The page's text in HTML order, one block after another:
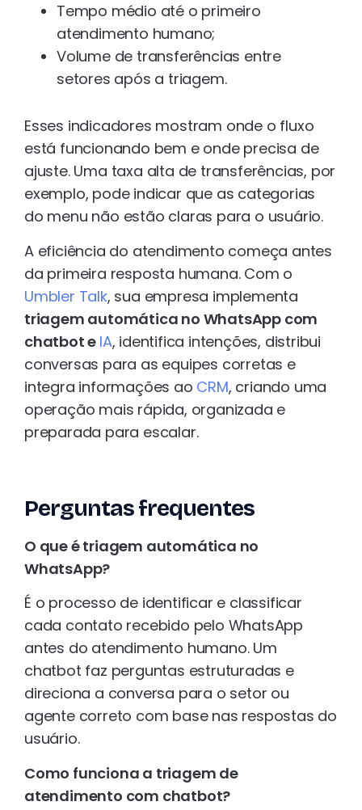
Tempo médio até o primeiro
atendimento humano;
Volume de transferências entre
setores após a triagem.
Esses indicadores mostram onde o fluxo
está funcionando bem e onde precisa de
ajuste. Uma taxa alta de transferências, por
exemplo, pode indicar que as categorias
do menu não estão claras para o usuário.
A eficiência do atendimento começa antes
da primeira resposta humana. Com o
Umbler Talk, sua empresa implementa
triagem automática no WhatsApp com
chatbot e IA, identifica intenções, distribui
conversas para as equipes corretas e
integra informações ao CRM, criando uma
operação mais rápida, organizada e
preparada para escalar.
Perguntas frequentes
O que é triagem automática no
WhatsApp?
É o processo de identificar e classificar
cada contato recebido pelo WhatsApp
antes do atendimento humano. Um
chatbot faz perguntas estruturadas e
direciona a conversa para o setor ou
agente correto com base nas respostas do
usuário.
Como funciona a triagem de
atendimento com chatbot?